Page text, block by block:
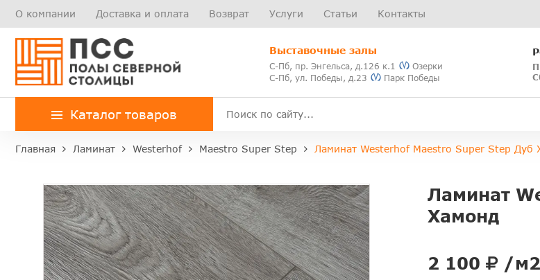
О компании Доставка и оплата Возврат Услуги Статьи Контакты
Выставочные залы
С-Пб, пр. Энгельса, д.126 к.1
Озерки
С-Пб, ул. Победы, д.23
Парк Победы
Каталог товаров
Главная Ламинат Westerhof Maestro Super Step Ламинат Westerhof Maestro Super Step Дуб
Ламинат
Хамонд
2 100 /м2